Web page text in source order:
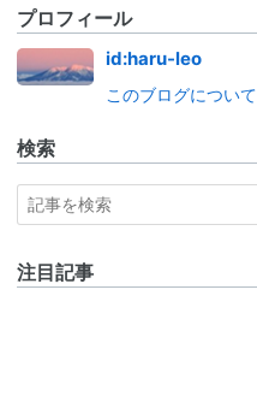
プロフィール
id:haru-leo
このブログについて
検索
注目記事